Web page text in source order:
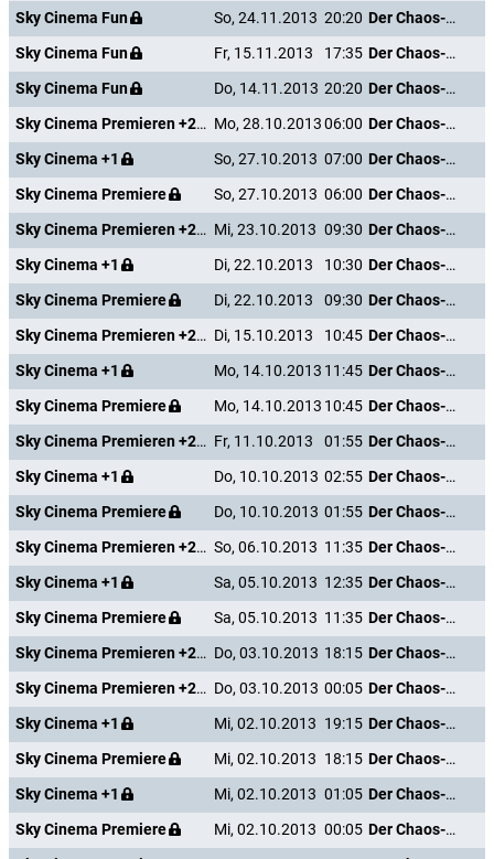
Sky Cinema Fun
So, 24.11.2013 20:20
Der Chaos-Dad
Sky Cinema Fun
Fr, 15.11.2013 17:35
Der Chaos-Dad
Sky Cinema Fun
Do, 14.11.2013 20:20
Der Chaos-Dad
Sky Cinema Premieren +24 Mo, 28.10.201306:00
Der Chaos-Dad
Sky Cinema +1
So, 27.10.2013 07:00
Der Chaos-Dad
Sky Cinema Premiere
So, 27.10.2013 06:00
Der Chaos-Dad
Sky Cinema Premieren +24 Mi, 23.10.2013 09:30
Der Chaos-Dad
Sky Cinema +1
Di, 22.10.2013 10:30
Der Chaos-Dad
Sky Cinema Premiere
Di, 22.10.2013 09:30
Der Chaos-Dad
Sky Cinema Premieren +24 Di, 15.10.2013 10:45
Der Chaos-Dad
Sky Cinema +1
Mo, 14.10.2013 11:45
Der Chaos-Dad
Sky Cinema Premiere
Mo, 14.10.2013 10:45
Der Chaos-Dad
Sky Cinema Premieren +24 Fr, 11.10.2013 01:55
Der Chaos-Dad
Sky Cinema +1
Do, 10.10.2013 02:55
Der Chaos-Dad
Sky Cinema Premiere
Do, 10.10.2013 01:55
Der Chaos-Dad
Sky Cinema Premieren +24 So, 06.10.2013 11:35
Der Chaos-Dad
Sky Cinema +1
Sa, 05.10.2013 12:35
Der Chaos-Dad
Sky Cinema Premiere
Sa, 05.10.2013 11:35
Der Chaos-Dad
Sky Cinema Premieren +24 Do, 03.10.2013 18:15
Der Chaos-Dad
Sky Cinema Premieren +24 Do, 03.10.2013 00:05
Der Chaos-Dad
Sky Cinema +1
Mi, 02.10.2013 19:15
Der Chaos-Dad
Sky Cinema Premiere
Mi, 02.10.2013 18:15
Der Chaos-Dad
Sky Cinema +1
Mi, 02.10.2013 01:05
Der Chaos-Dad
Sky Cinema Premiere
Mi, 02.10.2013 00:05
Der Chaos-Dad